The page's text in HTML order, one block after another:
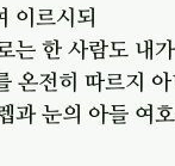
이르시되
는 한 사람도 내
온전히 따르지
과 눈의 아들 여